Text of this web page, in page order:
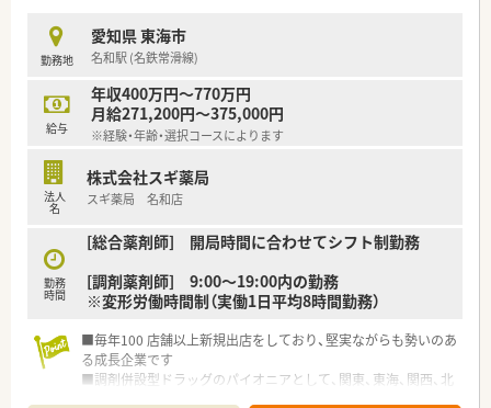
■充実した研修制度、人事制度、評価制度、キャリア支援制度等
があるのも特徴です
勤務地
愛知県 東海市
名和駅 (名鉄常滑線)
給与
年収400万円～770万円
月給271,200円～375,000円
※経験・年齢・選択コースによります
法人
名
株式会社スギ薬局
スギ薬局 名和店
勤務
時間
[総合薬剤師] 開局時間に合わせてシフト制勤務
[調剤薬剤師] 9:00～19:00内の勤務
※変形労働時間制（実働1日平均8時間勤務）
■毎年100 店舗以上新規出店をしており、堅実ながらも勢いのあ
る成長企業です
■調剤併設型ドラッグのパイオニアとして、関東、東海、関西、北